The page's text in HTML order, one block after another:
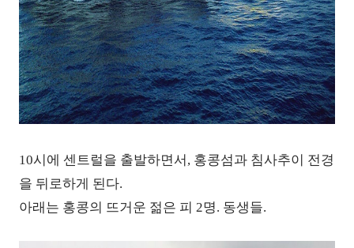
10시에 센트럴을 출발하면서, 홍콩섬과 침사추이 전경
을 뒤로하게 된다.
아래는 홍콩의 뜨거운 젊은 피 2명. 동생들.